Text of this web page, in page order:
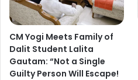
CM Yogi Meets Family of
Dalit Student Lalita
Gautam: “Not a Single
Guilty Person Will Escape!